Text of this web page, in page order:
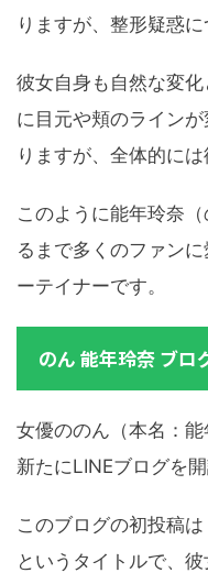
りますが、整形疑惑
彼女自身も自然な変
に目元や頬のライン
りますが、全体的に
このように能年玲奈
るまで多くのファン
ーテイナーです。
のん 能年玲奈 ブロ
女優ののん（本名：
新たにLINEブログを開
このブログの初投稿
というタイトルで、